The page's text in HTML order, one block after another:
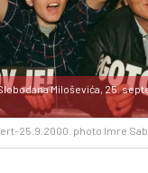
25.9.2000. photo Imre
Miloševića, 25.